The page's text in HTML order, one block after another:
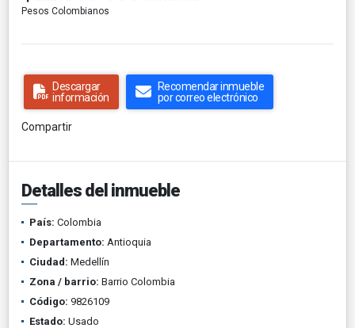
Pesos Colombianos
Descargar
información
Recomendar inmueble
por correo electrónico
Compartir
Detalles del inmueble
País: Colombia
Departamento: Antioquia
Ciudad: Medellín
Zona / barrio: Barrio Colombia
Código: 9826109
Estado: Usado